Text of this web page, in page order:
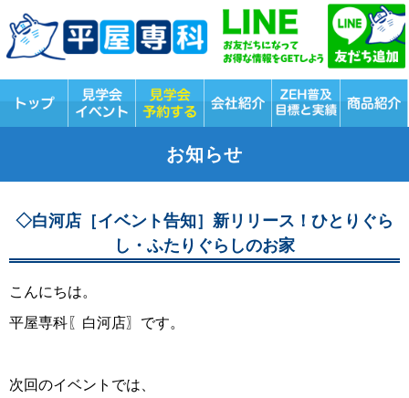
お知らせ
◇白河店［イベント告知］新リリース！ひとりぐら
し・ふたりぐらしのお家
こんにちは。
平屋専科〖白河店〗です。
次回のイベントでは、